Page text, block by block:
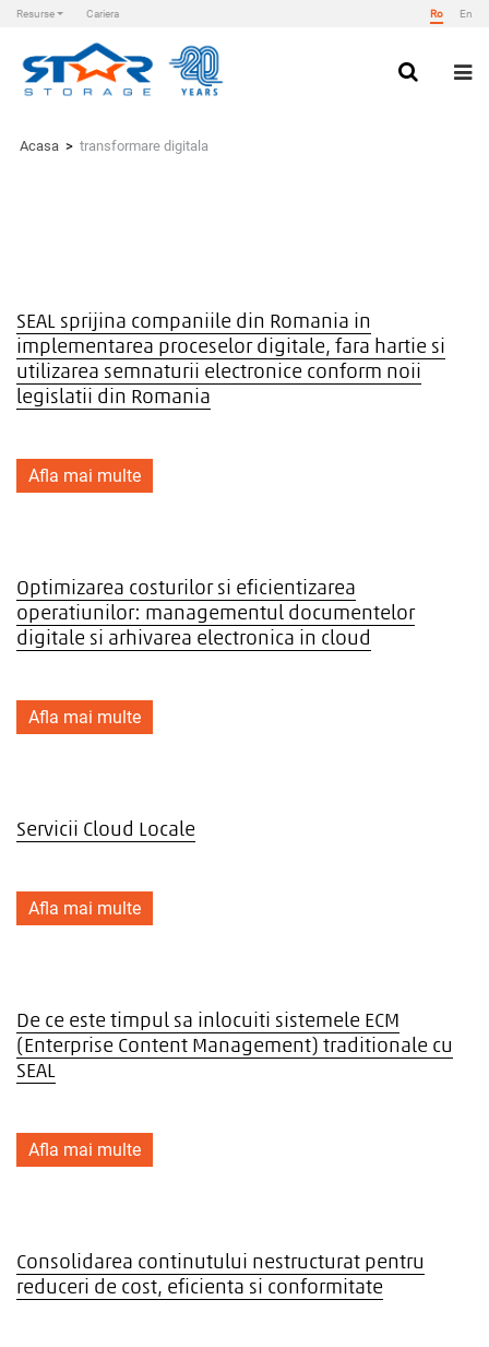
Resurse Cariera Ro En
content
Acasa > transformare digitala
SEAL sprijina companiile din Romania in
implementarea proceselor digitale, fara hartie si
utilizarea semnaturii electronice conform noii
legislatii din Romania
Afla mai multe
Optimizarea costurilor si eficientizarea
operatiunilor: managementul documentelor
digitale si arhivarea electronica in cloud
Afla mai multe
Servicii Cloud Locale
Afla mai multe
De ce este timpul sa inlocuiti sistemele ECM
(Enterprise Content Management) traditionale cu
SEAL
Afla mai multe
Consolidarea continutului nestructurat pentru
reduceri de cost, eficienta si conformitate